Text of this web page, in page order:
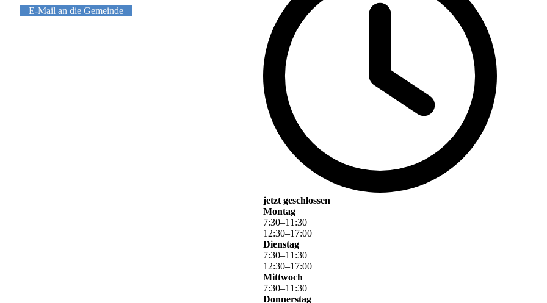
E-Mail an die Gemeinde
jetzt geschlossen
Montag
7:30–11 :30
12:30–17:00
Dienstag
7:30–11 :30
12:30–17:00
Mittwoch
7:30–11 :30
Donnerstag